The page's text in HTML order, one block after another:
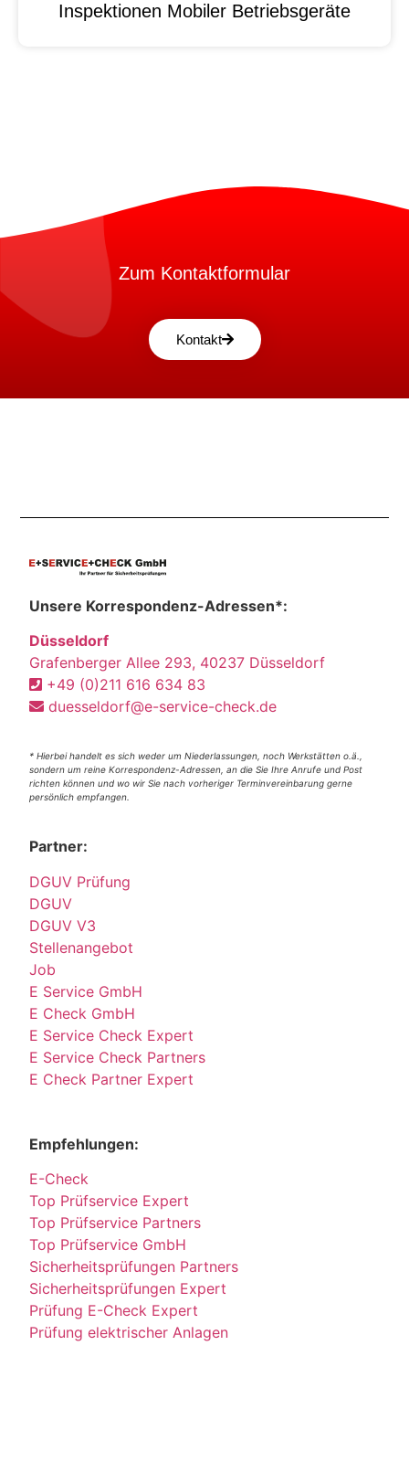
Inspektionen Mobiler Betriebsgeräte
Zum Kontaktformular
Kontakt
Unsere Korrespondenz-Adressen*:
Düsseldorf
Grafenberger Allee 293, 40237 Düsseldorf
+49 (0)211 616 634 83
duesseldorf@e-service-check.de
* Hierbei handelt es sich weder um Niederlassungen, noch Werkstätten o.ä.,
sondern um reine Korrespondenz-Adressen, an die Sie Ihre Anrufe und Post
richten können und wo wir Sie nach vorheriger Terminvereinbarung gerne
persönlich empfangen.
Partner:
DGUV Prüfung
DGUV
DGUV V3
Stellenangebot
Job
E Service GmbH
E Check GmbH
E Service Check Expert
E Service Check Partners
E Check Partner Expert
Empfehlungen:
E-Check
Top Prüfservice Expert
Top Prüfservice Partners
Top Prüfservice GmbH
Sicherheitsprüfungen Partners
Sicherheitsprüfungen Expert
Prüfung E-Check Expert
Prüfung elektrischer Anlagen